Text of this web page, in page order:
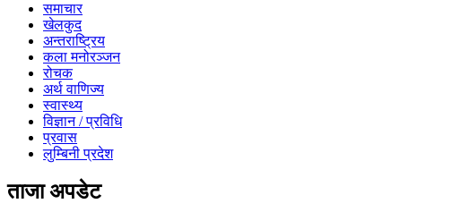
समाचार
खेलकुद
अन्तराष्ट्रिय
कला मनोरञ्जन
रोचक
अर्थ वाणिज्य
स्वास्थ्य
विज्ञान / प्रविधि
प्रवास
लुम्बिनी प्रदेश
ताजा अपडेट